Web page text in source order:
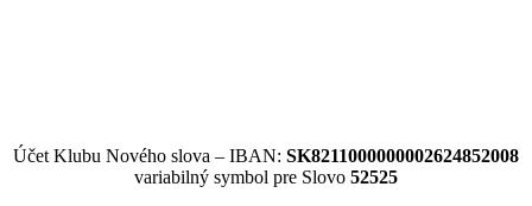
Účet Klubu Nového slova – IBAN: SK8211000000002624852008
variabilný symbol pre Slovo 52525